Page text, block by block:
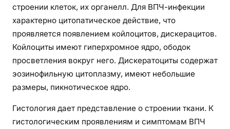
строении клеток, их органелл. Для ВПЧ-инфекции
характерно цитопатическое действие, что
проявляется появлением койлоцитов, дискерацитов.
Койлоциты имеют гиперхромное ядро, ободок
просветления вокруг него. Дискератоциты содержат
эозинофильную цитоплазму, имеют небольшие
размеры, пикнотическое ядро.
Гистология дает представление о строении ткани. К
гистологическим проявлениям и симптомам ВПЧ